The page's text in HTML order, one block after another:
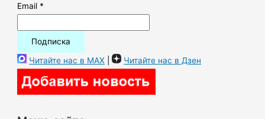
Email *
Читайте нас в MAX | Читайте нас в Дзен